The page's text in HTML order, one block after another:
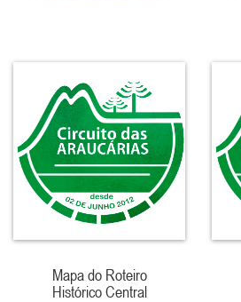
Mapa do Roteiro
Histórico Central